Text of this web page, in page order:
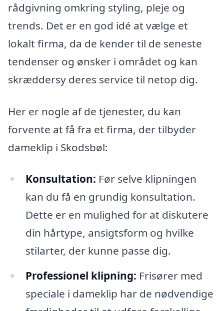
rådgivning omkring styling, pleje og
trends. Det er en god idé at vælge et
lokalt firma, da de kender til de seneste
tendenser og ønsker i området og kan
skræddersy deres service til netop dig.
Her er nogle af de tjenester, du kan
forvente at få fra et firma, der tilbyder
dameklip i Skodsbøl:
Konsultation: Før selve klipningen
kan du få en grundig konsultation.
Dette er en mulighed for at diskutere
din hårtype, ansigtsform og hvilke
stilarter, der kunne passe dig.
Professionel klipning: Frisører med
speciale i dameklip har de nødvendige